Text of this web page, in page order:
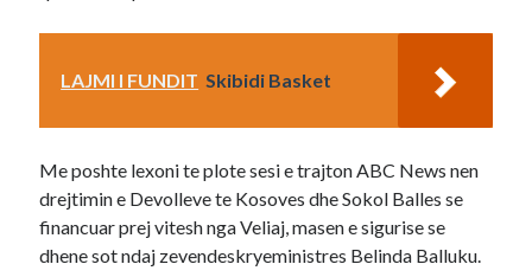
LAJMI I FUNDIT Skibidi Basket
Me poshte lexoni te plote sesi e trajton ABC News nen
drejtimin e Devolleve te Kosoves dhe Sokol Balles se
financuar prej vitesh nga Veliaj, masen e sigurise se
dhene sot ndaj zevendeskryeministres Belinda Balluku.